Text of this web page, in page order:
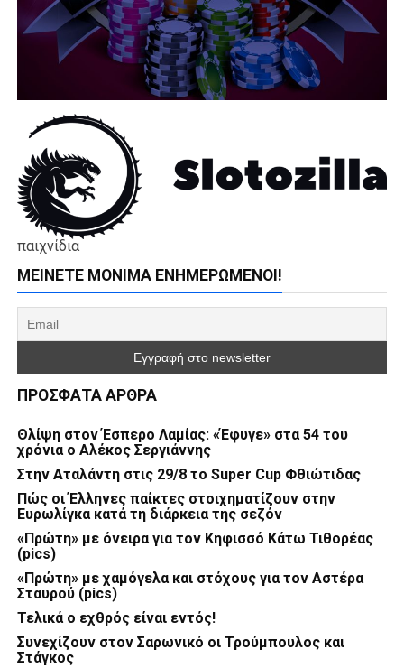
παιχνίδια
ΜΕΊΝΕΤΕ ΜΌΝΙΜΑ ΕΝΗΜΕΡΏΜΕΝΟΙ!
ΠΡΌΣΦΑΤΑ ΆΡΘΡΑ
Θλίψη στον Έσπερο Λαμίας: «Έφυγε» στα 54 του
χρόνια ο Αλέκος Σεργιάννης
Στην Αταλάντη στις 29/8 το Super Cup Φθιώτιδας
Πώς οι Έλληνες παίκτες στοιχηματίζουν στην
Ευρωλίγκα κατά τη διάρκεια της σεζόν
«Πρώτη» με όνειρα για τον Κηφισσό Κάτω Τιθορέας
(pics)
«Πρώτη» με χαμόγελα και στόχους για τον Αστέρα
Σταυρού (pics)
Τελικά ο εχθρός είναι εντός!
Συνεχίζουν στον Σαρωνικό οι Τρούμπουλος και
Στάγκος